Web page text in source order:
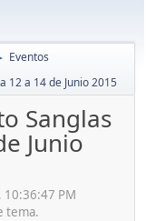
Eventos
12 a 14 de Junio 2015
Sanglas
Junio
PM
tema.